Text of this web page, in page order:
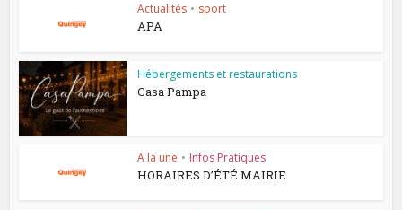
Actualités • sport
APA
Hébergements et restaurations
Casa Pampa
A la une • Infos Pratiques
HORAIRES D’ÉTÉ MAIRIE